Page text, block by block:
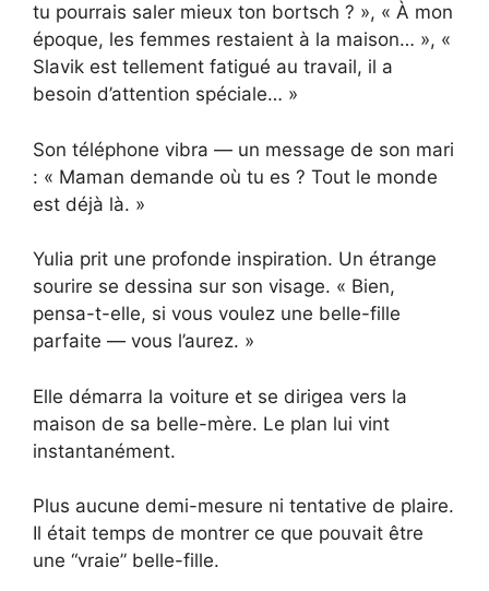
tu pourrais saler mieux ton bortsch ? », « À mon
époque, les femmes restaient à la maison… », «
Slavik est tellement fatigué au travail, il a
besoin d’attention spéciale… »
Son téléphone vibra — un message de son mari
: « Maman demande où tu es ? Tout le monde
est déjà là. »
Yulia prit une profonde inspiration. Un étrange
sourire se dessina sur son visage. « Bien,
pensa-t-elle, si vous voulez une belle-fille
parfaite — vous l’aurez. »
Elle démarra la voiture et se dirigea vers la
maison de sa belle-mère. Le plan lui vint
instantanément.
Plus aucune demi-mesure ni tentative de plaire.
Il était temps de montrer ce que pouvait être
une “vraie” belle-fille.